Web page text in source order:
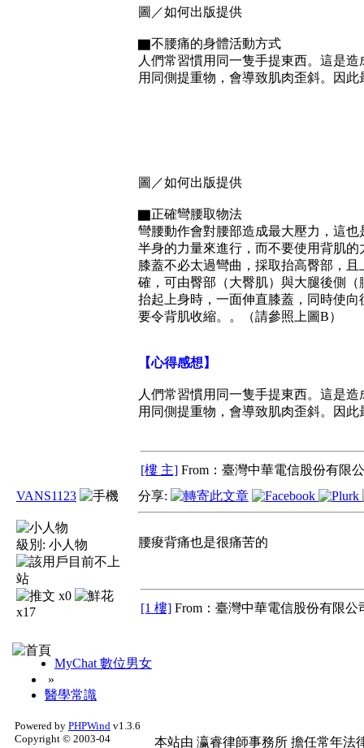
圖／如何出版提供
▇不腰痛的身體活動方式
人們常習慣用同一隻手提東西。這是
用同側提重物，會導致肌肉歪斜。因
圖／如何出版提供
▇正確彎腰取物法
彎腰動作會對腰部造成最大壓力，這
半身的力量來進行，而不要使用背肌
膝蓋不必太過彎曲，採取抬高臀部，
確，可由臀部（大臀肌）與大腿後側
抬起上身時，一面伸直膝蓋，同時使
要令背肌收縮。。（請參照上圖B）
【心得感想】
人們常習慣用同一隻手提東西。這是
用同側提重物，會導致肌肉歪斜。因
[樓 主] From：臺灣中華電信股份有限
VANS1123
級別: 小人物
x0
x17
分享:
腰痠背痛也是很痛苦的
[1 樓] From：臺灣中華電信股份有限公
MyChat 數位男女
»
醫學常識
Powered by PHPWind v1.3.6
Copyright © 2003-04
本站由 瀛睿律師事務所 擔任常年法